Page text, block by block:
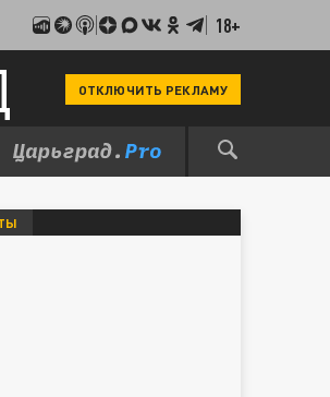
18+
ОТКЛЮЧИТЬ РЕКЛАМУ